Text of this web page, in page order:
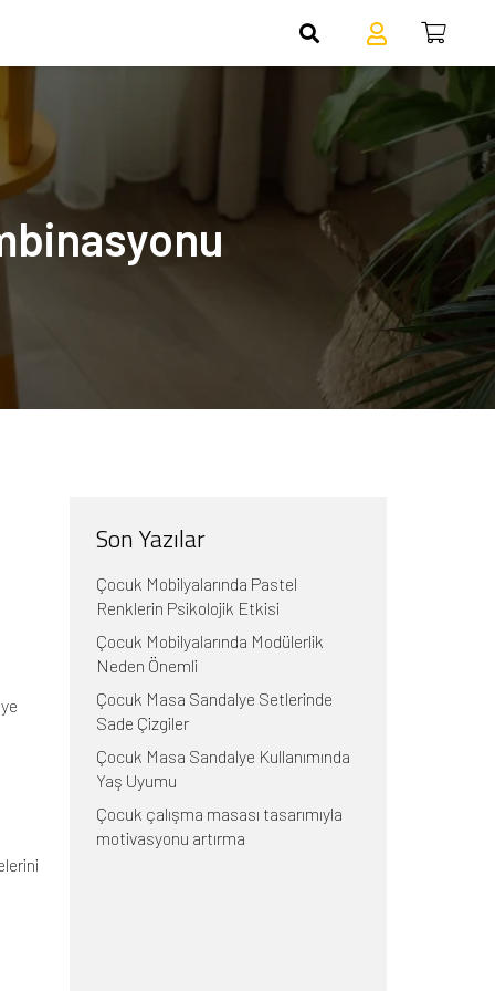
Son Yazılar
Çocuk Mobilyalarında Pastel
Renklerin Psikolojik Etkisi
Çocuk Mobilyalarında Modülerlik
Neden Önemli
Çocuk Masa Sandalye Setlerinde
Sade Çizgiler
Çocuk Masa Sandalye Kullanımında
Yaş Uyumu
Çocuk çalışma masası tasarımıyla
motivasyonu artırma